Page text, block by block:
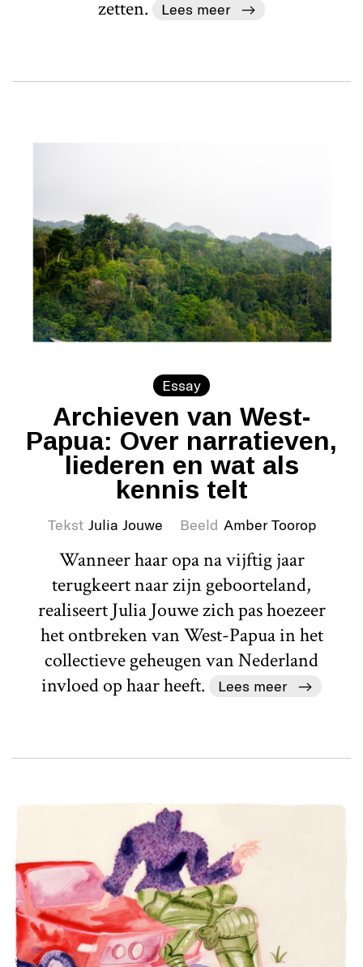
zetten. Lees meer
Essay
Archieven van West-
Papua: Over narratieven,
liederen en wat als
kennis telt
Tekst Julia Jouwe Beeld Amber Toorop
Wanneer haar opa na vijftig jaar
terugkeert naar zijn geboorteland,
realiseert Julia Jouwe zich pas hoezeer
het ontbreken van West-Papua in het
collectieve geheugen van Nederland
invloed op haar heeft.
Lees meer